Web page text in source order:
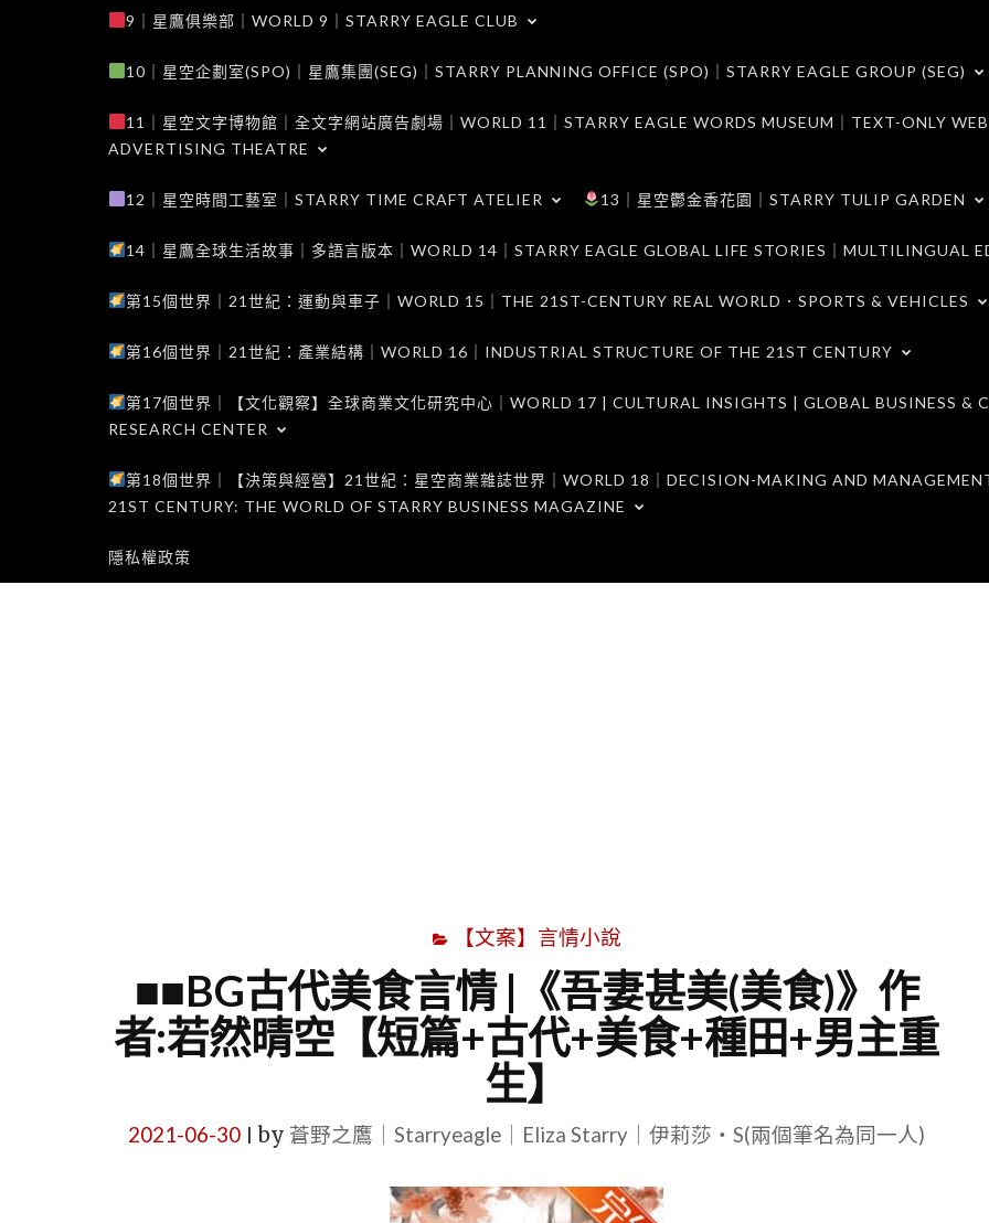
9｜星鷹俱樂部｜WORLD 9｜STARRY EAGLE CLUB
10｜星空企劃室(SPO)｜星鷹集團(SEG)｜STARRY PLANNING OFFICE (SPO)｜STARRY EAGLE GROUP (SEG)
11｜星空文字博物館｜全文字網站廣告劇場｜WORLD 11｜STARRY EAGLE WORDS MUSEUM｜TEXT-ONLY
ADVERTISING THEATRE
12｜星空時間工藝室｜STARRY TIME CRAFT ATELIER 13｜星空鬱金香花園｜STARRY TULIP GARDEN
14｜星鷹全球生活故事｜多語言版本｜WORLD 14｜STARRY EAGLE GLOBAL LIFE STORIES｜MULTILINGUAL
第15個世界｜21世紀：運動與車子｜WORLD 15｜THE 21ST-CENTURY REAL WORLD．SPORTS & VEHICLES
第16個世界｜21世紀：產業結構｜WORLD 16｜INDUSTRIAL STRUCTURE OF THE 21ST CENTURY
第17個世界｜【文化觀察】全球商業文化研究中心｜WORLD 17 | CULTURAL INSIGHTS | GLOBAL BUSINESS &
RESEARCH CENTER
第18個世界｜【決策與經營】21世紀：星空商業雜誌世界｜WORLD 18｜DECISION-MAKING AND
21ST CENTURY: THE WORLD OF STARRY BUSINESS MAGAZINE
隱私權政策
【文案】言情小說
■■BG古代美食言情 |《吾妻甚美(美食)》作
者:若然晴空【短篇+古代+美食+種田+男主重
生】
2021-06-30 by 蒼野之鷹｜Starryeagle｜Eliza Starry｜伊莉莎・S(兩個筆名為同一人)